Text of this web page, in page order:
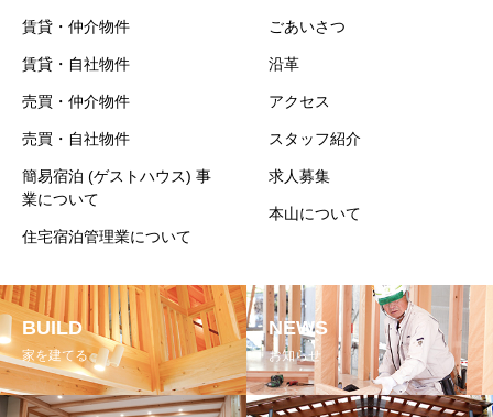
賃貸・仲介物件
賃貸・自社物件
売買・仲介物件
売買・自社物件
簡易宿泊 (ゲストハウス) 事
業について
住宅宿泊管理業について
ごあいさつ
沿革
アクセス
スタッフ紹介
求人募集
本山について
BUILD
家を建てる
NEWS
お知らせ